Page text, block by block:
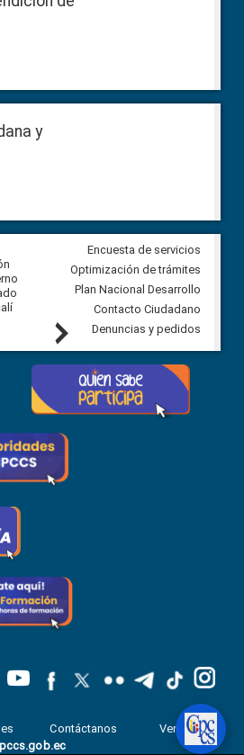
y
Veeduría para vigilar los
derivados de la Audiencia
comunidad Urbina, parroquia
Carolina
5 agosto, 2026
Next
Encuesta de servicios
Optimización de trámites
Plan Nacional Desarrollo
Contacto Ciudadano
Denuncias y pedidos
Contáctanos
Ventanilla